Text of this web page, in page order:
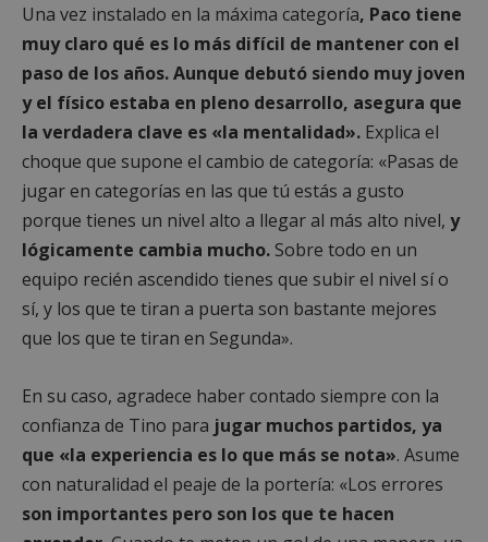
Una vez instalado en la máxima categoría, Paco tiene
muy claro qué es lo más difícil de mantener con el
paso de los años. Aunque debutó siendo muy joven
y el físico estaba en pleno desarrollo, asegura que
la verdadera clave es «la mentalidad». Explica el
choque que supone el cambio de categoría: «Pasas de
jugar en categorías en las que tú estás a gusto
porque tienes un nivel alto a llegar al más alto nivel, y
lógicamente cambia mucho. Sobre todo en un
equipo recién ascendido tienes que subir el nivel sí o
sí, y los que te tiran a puerta son bastante mejores
que los que te tiran en Segunda».
En su caso, agradece haber contado siempre con la
confianza de Tino para jugar muchos partidos, ya
que «la experiencia es lo que más se nota». Asume
con naturalidad el peaje de la portería: «Los errores
son importantes pero son los que te hacen